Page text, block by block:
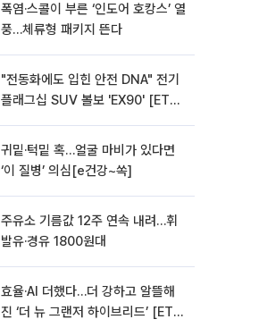
폭염·스콜이 부른 ‘인도어 호캉스’ 열
풍…체류형 패키지 뜬다
"전동화에도 입힌 안전 DNA" 전기
플래그십 SUV 볼보 'EX90' [ET의
귀밑·턱밑 혹…얼굴 마비가 있다면
‘이 질병’ 의심[e건강~쏙]
주유소 기름값 12주 연속 내려…휘
발유·경유 1800원대
효율·AI 더했다…더 강하고 알뜰해
진 ‘더 뉴 그랜저 하이브리드’ [ET의